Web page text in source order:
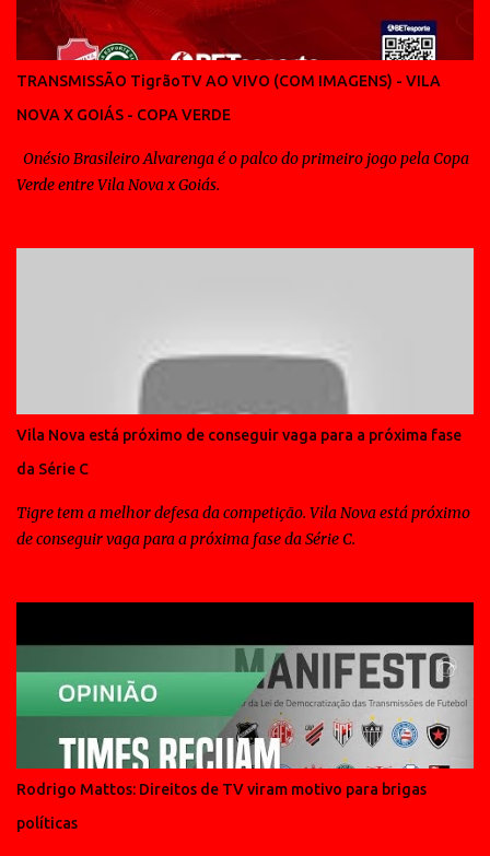
mas esta longe de ser a solução, uma vez que sem inspiração para
criar, em muitos jogos só a transpiração é pouco para vencer.
Diante do América de Morrrinhos e os mais de 7 mil pagantes no
Serra Dourada, não foi diferente, aliás até teve algo de inusitado,
pois o treinador que veio para dar um padrão ao Vila Nova, viu seu
TRANSMISSÃO TigrãoTV AO VIVO (COM IMAGENS) - VILA
NOVA X GOIÁS - COPA VERDE
Onésio Brasileiro Alvarenga é o palco do primeiro jogo pela Copa
Verde entre Vila Nova x Goiás.
Vila Nova está próximo de conseguir vaga para a próxima fase
da Série C
Tigre tem a melhor defesa da competição. Vila Nova está próximo
de conseguir vaga para a próxima fase da Série C.
Rodrigo Mattos: Direitos de TV viram motivo para brigas
políticas